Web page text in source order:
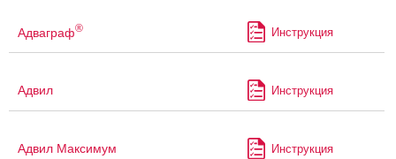
Адваграф® Инструкция
Адвил Инструкция
Адвил Максимум Инструкция